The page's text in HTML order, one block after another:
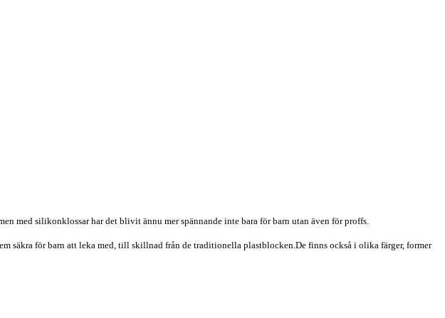
med silikonklossar har det blivit ännu mer spännande inte bara för barn utan även för proffs.
för barn att leka med, till skillnad från de traditionella plastblocken.De finns också i olika färger, former